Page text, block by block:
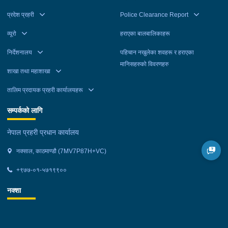
महानगरपालिका-९ बाट बुधबार पक्राउ गरेको हो । उनीहरूलाई आवश्यक
पठाइएको छ ।
प्रदेश प्रहरी
व्यूरो
निर्देशनालय
शाखा तथा महाशाखा
तालिम प्रदायक प्रहरी कार्यालयहरू
Police Clearance Report
हराएका बालबालिकाहरू
पहिचान नखुलेका शवहरू र हराएका
मानिसहरुको विवरणहरु
सम्पर्कको लागि
नेपाल प्रहरी प्रधान कार्यालय
नक्साल, काठमाण्डौ (7MV7P87H+VC)
+९७७-०१-५७१९९००
नक्शा